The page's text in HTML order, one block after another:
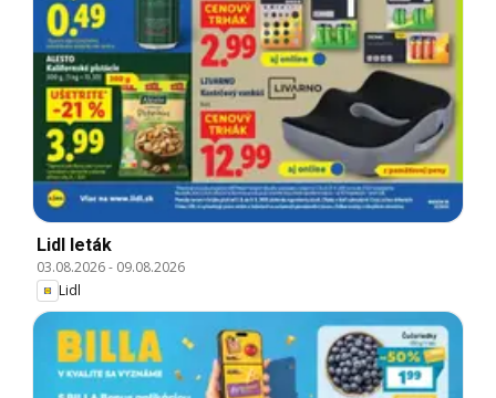
Lidl leták
03.08.2026- 09.08.2026
Lidl